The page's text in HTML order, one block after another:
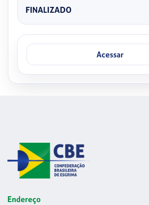
FINALIZADO
Acessar
Endereço